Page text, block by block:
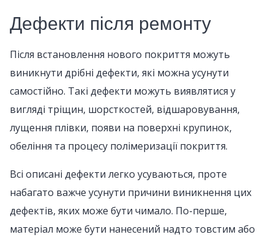
Дефекти після ремонту
Після встановлення нового покриття можуть
виникнути дрібні дефекти, які можна усунути
самостійно. Такі дефекти можуть виявлятися у
вигляді тріщин, шорсткостей, відшаровування,
лущення плівки, появи на поверхні крупинок,
обеління та процесу полімеризації покриття.
Всі описані дефекти легко усуваються, проте
набагато важче усунути причини виникнення цих
дефектів, яких може бути чимало. По-перше,
матеріал може бути нанесений надто товстим або